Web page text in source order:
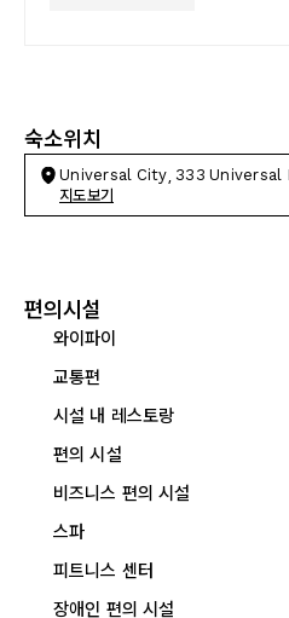
숙소위치
Universal City, 333
지도보기
편의시설
와이파이
교통편
시설 내 레스토랑
편의 시설
비즈니스 편의 시설
스파
피트니스 센터
장애인 편의 시설